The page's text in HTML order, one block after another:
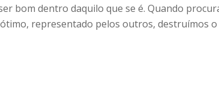
bom dentro daquilo que se é. Quando
representado pelos outros, destruímos o